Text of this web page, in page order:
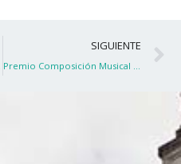
SIGUIENTE